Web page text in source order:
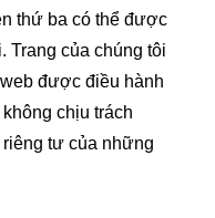
thứ ba có thể được
Trang của chúng tôi
được điều hành
chịu trách
tư của những